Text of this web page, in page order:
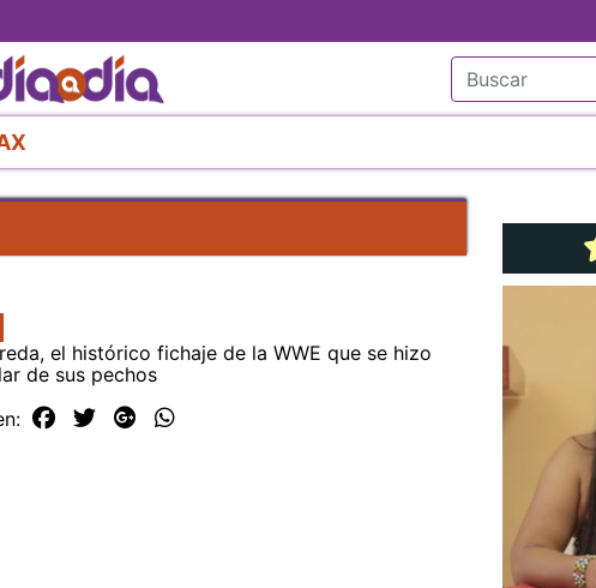
al
contenido
principal
el histórico fichaje de la WWE que se hizo
de sus pechos